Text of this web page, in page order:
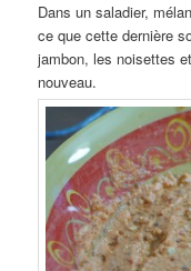
Dans un saladier,
ce que cette dernière
jambon, les noisettes
nouveau.